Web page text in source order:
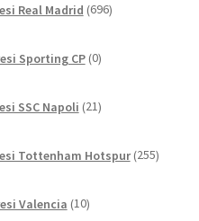
Real Madrid 696izdelkov
Sporting CP 0izdelkov
SSC Napoli 21izdelkov
Tottenham Hotspur 255
Valencia 10izdelkov